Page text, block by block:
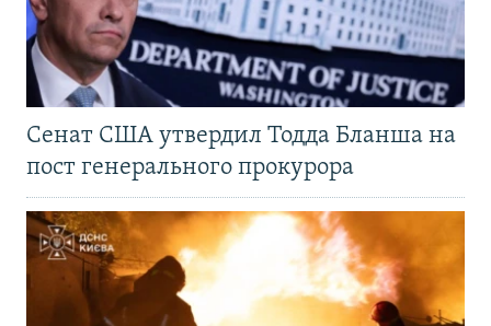
Сенат США утвердил Тодда Бланша на
пост генерального прокурора